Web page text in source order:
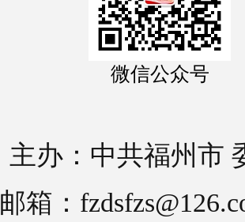
微信公众号
主办：中共福州市
邮箱：